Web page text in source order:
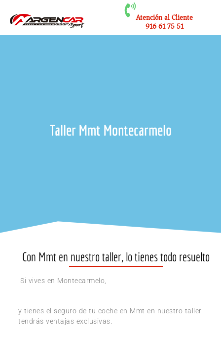
Atención al Cliente
916 61 75 51
Taller Mmt Montecarmelo
Con Mmt en nuestro taller, lo tienes todo resuelto
Si vives en Montecarmelo,
y tienes el seguro de tu coche en Mmt en nuestro taller
tendrás ventajas exclusivas.